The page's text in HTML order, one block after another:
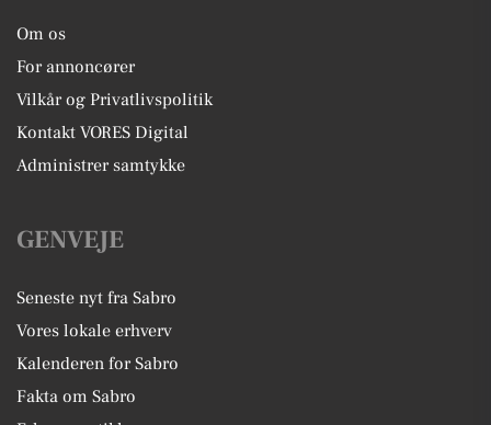
Om os
For annoncører
Vilkår og Privatlivspolitik
Kontakt VORES Digital
Administrer samtykke
GENVEJE
Seneste nyt fra Sabro
Vores lokale erhverv
Kalenderen for Sabro
Fakta om Sabro